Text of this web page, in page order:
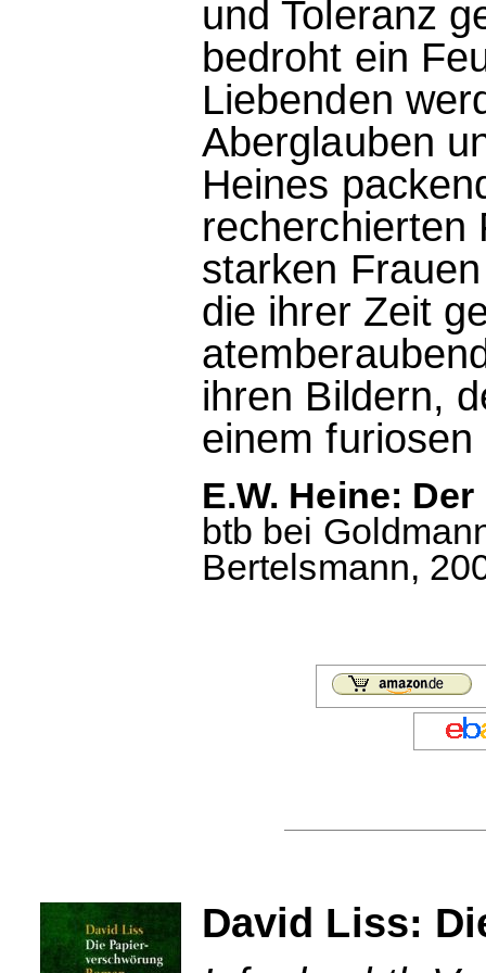
und Toleranz
bedroht ein
Liebenden
Aberglauben
Heines
recherchierten
starken
die ihrer Zeit
ihren Bildern,
einem furiosen
E.W. Heine:
btb bei
Bertelsmann,
David Liss: